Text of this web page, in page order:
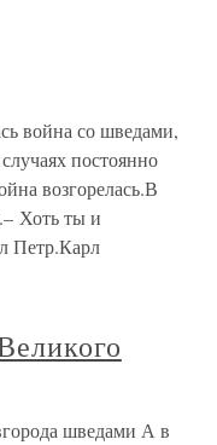
война со шведами,
постоянно
возгорелась.В
Хоть ты и
Петр.Карл
шведами А в